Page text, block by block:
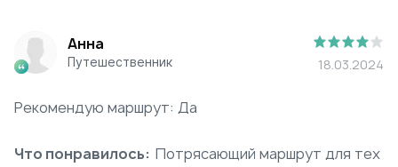
Анна
Путешественник 18.03.2024
Рекомендую маршрут: Да
Что понравилось: Потрясающий маршрут для тех